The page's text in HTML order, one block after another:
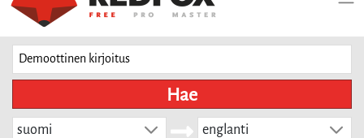
Hae
suomi englanti